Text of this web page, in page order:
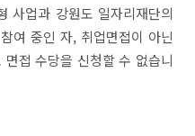
사업과 강원도 일자리재단의
여 중인 자, 취업면접이 아닌
접 수당을 신청할 수 없습니